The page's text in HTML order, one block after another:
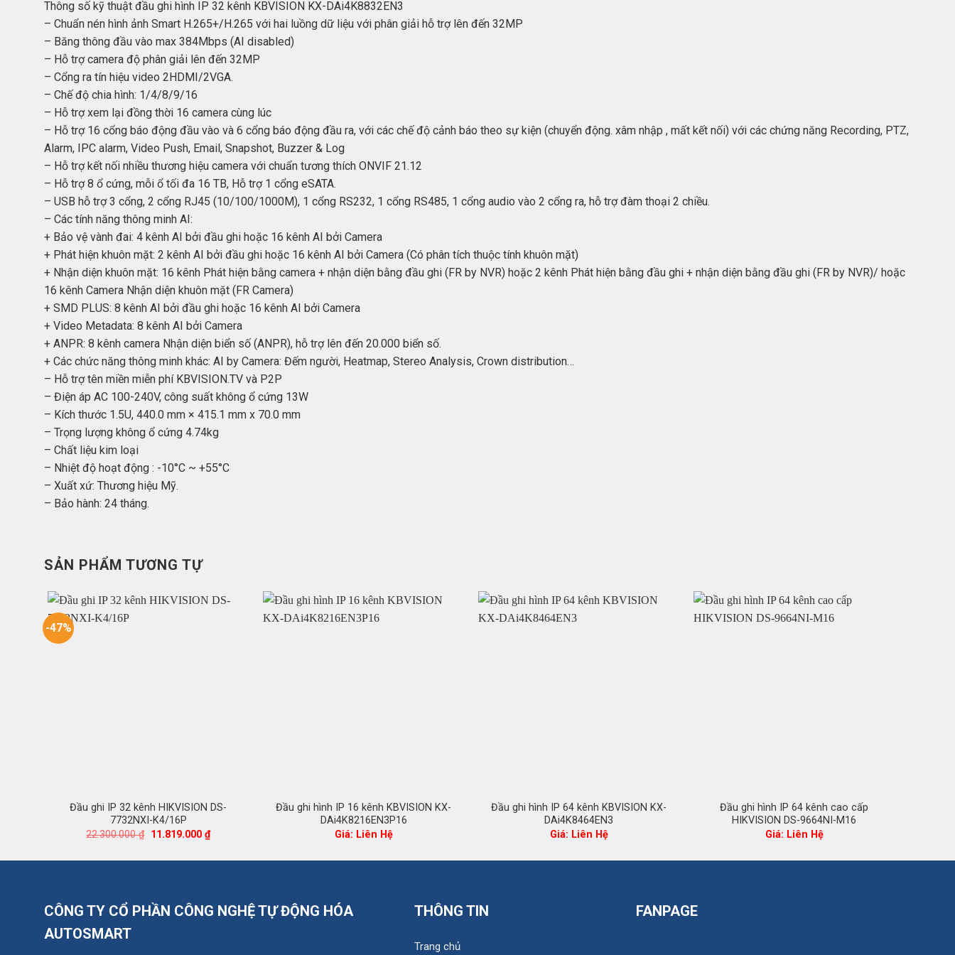
Thông số kỹ thuật đầu ghi hình IP 32 kênh KBVISION KX-DAi4K8832EN3
– Chuẩn nén hình ảnh Smart H.265+/H.265 với hai luồng dữ liệu với phân giải hỗ trợ lên đến 32MP
– Băng thông đầu vào max 384Mbps (AI disabled)
– Hỗ trợ camera độ phân giải lên đến 32MP
– Cổng ra tín hiệu video 2HDMI/2VGA.
– Chế độ chia hình: 1/4/8/9/16
– Hỗ trợ xem lại đồng thời 16 camera cùng lúc
– Hỗ trợ 16 cổng báo động đầu vào và 6 cổng báo động đầu ra, với các chế độ cảnh báo theo sự kiện (chuyển động. xâm nhập , mất kết nối) với các chứng năng Recording, PTZ,
Alarm, IPC alarm, Video Push, Email, Snapshot, Buzzer & Log
– Hỗ trợ kết nối nhiều thương hiệu camera với chuẩn tương thích ONVIF 21.12
– Hỗ trợ 8 ổ cứng, mỗi ổ tối đa 16 TB, Hỗ trợ 1 cổng eSATA.
– USB hỗ trợ 3 cổng, 2 cổng RJ45 (10/100/1000M), 1 cổng RS232, 1 cổng RS485, 1 cổng audio vào 2 cổng ra, hỗ trợ đàm thoại 2 chiều.
– Các tính năng thông minh AI:
+ Bảo vệ vành đai: 4 kênh AI bởi đầu ghi hoặc 16 kênh AI bởi Camera
+ Phát hiện khuôn mặt: 2 kênh AI bởi đầu ghi hoặc 16 kênh AI bởi Camera (Có phân tích thuộc tính khuôn mặt)
+ Nhận diện khuôn mặt: 16 kênh Phát hiện bằng camera + nhận diện bằng đầu ghi (FR by NVR) hoặc 2 kênh Phát hiện bằng đầu ghi + nhận diện bằng đầu ghi (FR by NVR)/ hoặc
16 kênh Camera Nhận diện khuôn mặt (FR Camera)
+ SMD PLUS: 8 kênh AI bởi đầu ghi hoặc 16 kênh AI bởi Camera
+ Video Metadata: 8 kênh AI bởi Camera
+ ANPR: 8 kênh camera Nhận diện biển số (ANPR), hỗ trợ lên đến 20.000 biển số.
+ Các chức năng thông minh khác: AI by Camera: Đếm người, Heatmap, Stereo Analysis, Crown distribution…
– Hỗ trợ tên miền miễn phí KBVISION.TV và P2P
– Điện áp AC 100-240V, công suất không ổ cứng 13W
– Kích thước 1.5U, 440.0 mm × 415.1 mm x 70.0 mm
– Trọng lượng không ổ cứng 4.74kg
– Chất liệu kim loại
– Nhiệt độ hoạt động : -10°C ~ +55°C
– Xuất xứ: Thương hiệu Mỹ.
– Bảo hành: 24 tháng.
SẢN PHẨM TƯƠNG TỰ
-47%
Đầu ghi IP 32 kênh HIKVISION DS-
7732NXI-K4/16P
22.300.000₫ Giá
22.300.000 ₫.
11.819.000 ₫Giá
hiện
là:
Đầu ghi hình IP 16 kênh KBVISION KX-
DAi4K8216EN3P16
Giá: Liên Hệ
Đầu ghi hình IP 64 kênh KBVISION KX-
DAi4K8464EN3
Giá: Liên Hệ
Đầu ghi hình IP 64 kênh cao cấp
HIKVISION DS-9664NI-M16
Giá: Liên Hệ
CÔNG TY CỔ PHẦN CÔNG NGHỆ TỰ ĐỘNG HÓA
AUTOSMART
THÔNG TIN
Trang chủ
FANPAGE